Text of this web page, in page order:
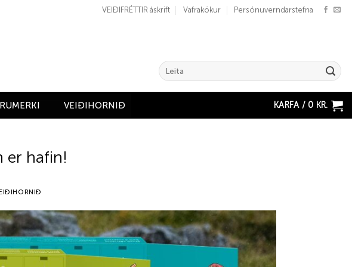
VEIÐIFRÉTTIR áskrift Vafrakökur Persónuverndarstefna
Search
for:
VEIÐIHORNIÐ KARFA / 0 KR.
er hafin!